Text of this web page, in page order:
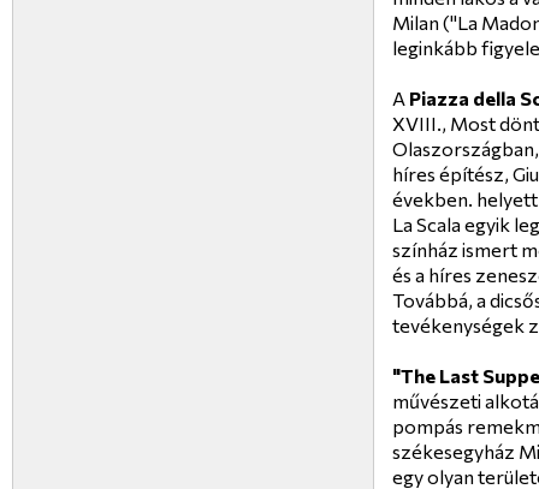
Milan ("La
leginkább
A Piazza della
XVIII., Most
híres építész,
években. helyett
La Scala egyik
színház ismert
és a híres
Továbbá, a
tevékenységek
"The Last
művészeti
pompás
székesegyház
egy olyan